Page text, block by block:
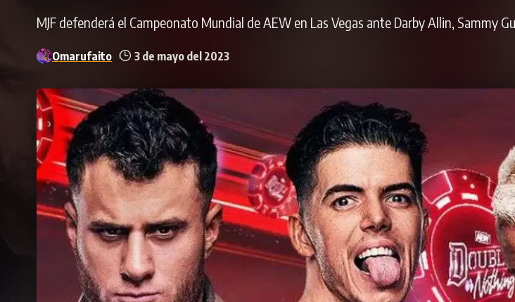
MJF defenderá el Campeonato Mundial de AEW en Las Vegas ante Darby Allin, Sammy
Omarufaito 3 de mayo del 2023